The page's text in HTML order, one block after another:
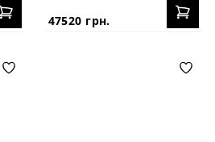
47520 грн.